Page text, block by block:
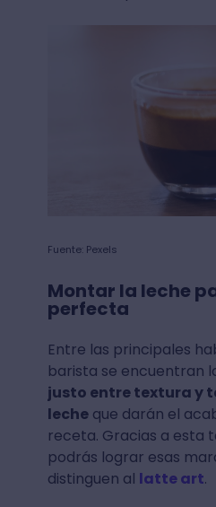
Fuente: Pexels
Montar la leche
perfecta
Entre las principales
barista se encuentran
justo entre textura y
lecheque darán el
receta. Gracias a esta
podrás lograr esas
distinguen al latte art.